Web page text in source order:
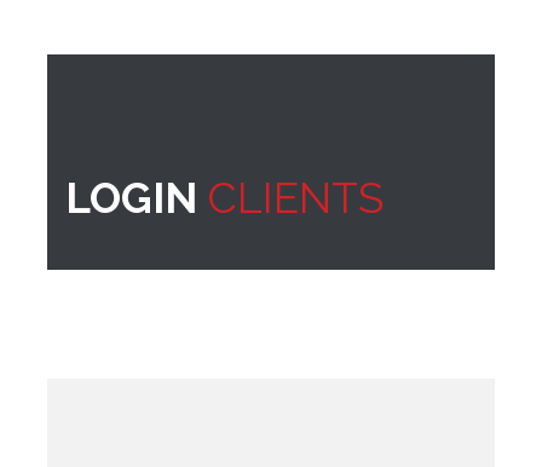
LOGIN CLIENTS